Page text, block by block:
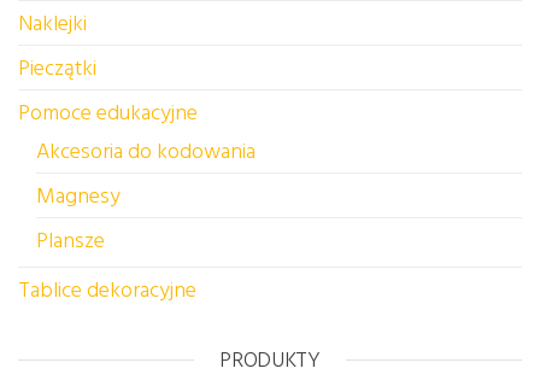
Naklejki
Pieczątki
Pomoce edukacyjne
Akcesoria do kodowania
Magnesy
Plansze
Tablice dekoracyjne
PRODUKTY